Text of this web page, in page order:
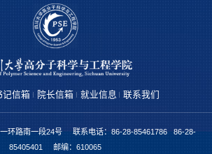
记信箱 院长信箱 就业信息 联系我们
一环路南一段24号 联系电话：86-28-85461786 86-28-
85405401 邮编：610065